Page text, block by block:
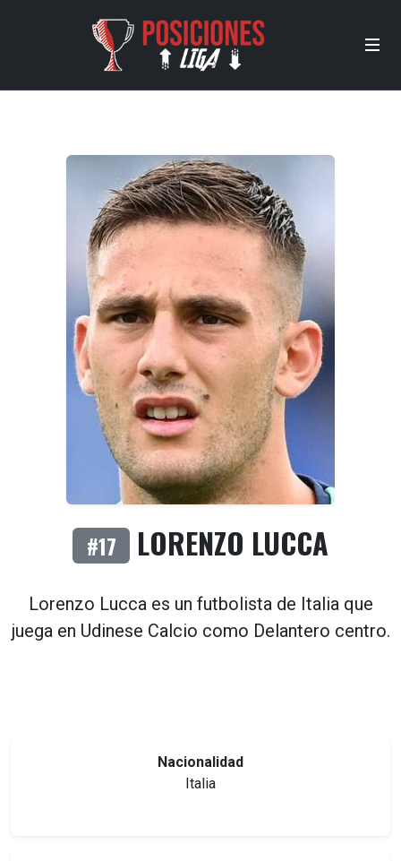
#17 LORENZO LUCCA
Lorenzo Lucca es un futbolista de Italiaque
juega en Udinese Calcio como Delantero centro.
Nacionalidad
Italia